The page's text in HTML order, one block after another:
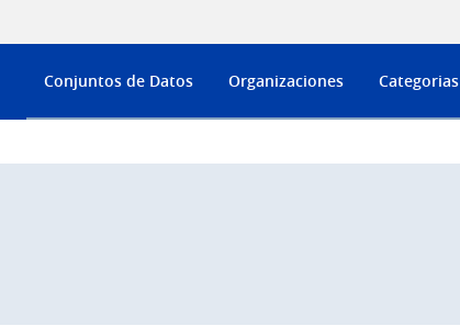
Conjuntos de Datos Organizaciones Categorias